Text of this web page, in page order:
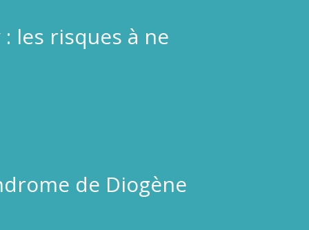
les risques à ne
de Diogène